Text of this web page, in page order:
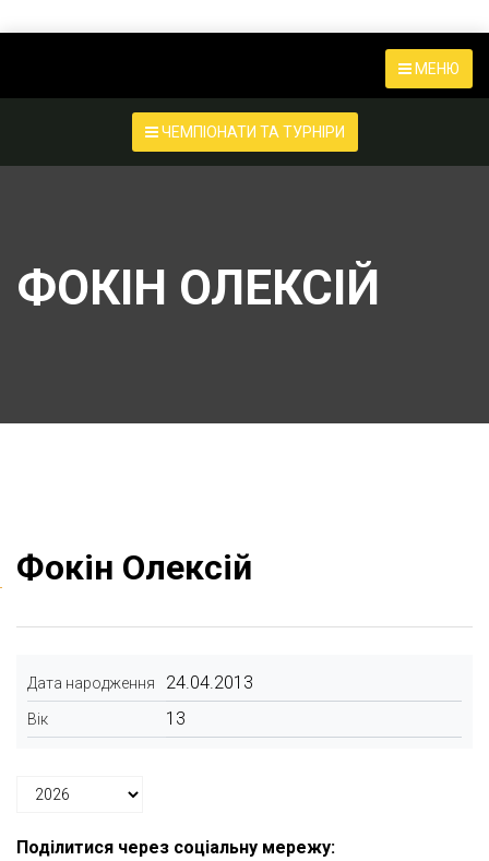
МЕНЮ
ЧЕМПІОНАТИ ТА ТУРНІРИ
ФОКІН ОЛЕКСІЙ
Фокін Олексій
Дата народження 24.04.2013
Вік 13
Поділитися через соціальну мережу: